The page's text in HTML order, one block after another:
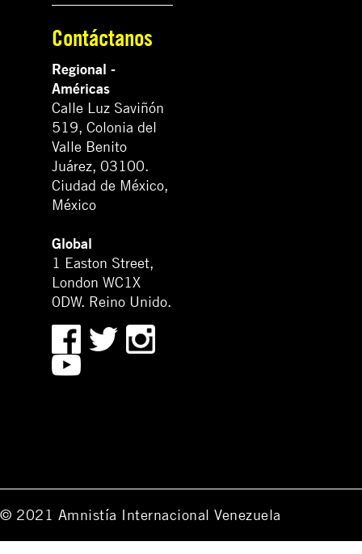
Contáctanos
Regional -
Américas
Calle Luz Saviñón
519, Colonia del
Valle Benito
Juárez, 03100.
Ciudad de México,
México
Global
1 Easton Street,
London WC1X
0DW. Reino Unido.
© 2021 Amnistía Internacional Venezuela